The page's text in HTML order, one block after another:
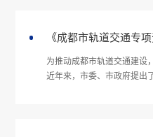
《成都市轨道交通专
为推动成都市轨道交通建设
近年来，市委、市政府提出